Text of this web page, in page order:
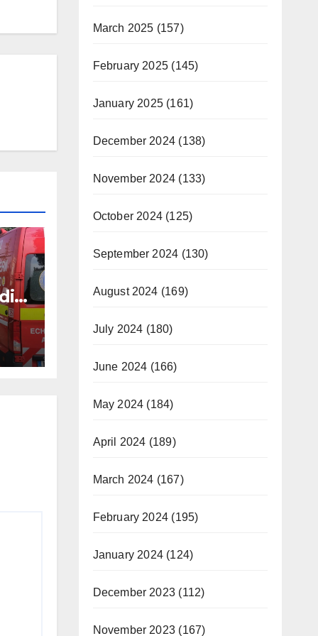
ce
March 2025 (157)
February 2025 (145)
January 2025(161)
December 2024 (138)
November 2024 (133)
October 2024(125)
September 2024 (130)
August 2024 (169)
July 2024 (180)
June 2024 (166)
May 2024 (184)
April 2024 (189)
March 2024 (167)
February 2024 (195)
January 2024(124)
December 2023 (112)
November 2023 (167)